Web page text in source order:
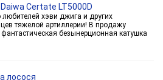
Certate LT5000D
хэви джига и других
тяжелой артиллерии! В продажу
безынерционная катушка
лосося